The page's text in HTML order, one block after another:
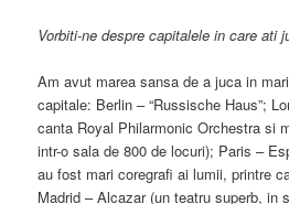
Vorbiti-ne despre capitalele in care ati
Am avut marea sansa de a juca in
capitale: Berlin – “Russische Haus”;
canta Royal Philarmonic Orchestra si
intr-o sala de 800 de locuri); Paris –
au fost mari coregrafi ai lumii, printre
Madrid – Alcazar (un teatru superb, in